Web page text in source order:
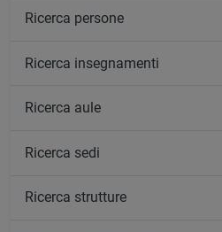
Ricerca persone
Ricerca insegnamenti
Ricerca aule
Ricerca sedi
Ricerca strutture